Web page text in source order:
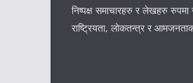
निष्पक्ष समाचारहरु र लेखहरु
राष्ट्रियता, लोकतन्त्र र